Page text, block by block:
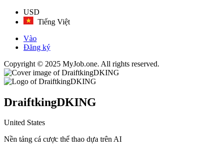
USD
Tiếng Việt
Vào
Đăng ký
Copyright © 2025 MyJob.one. All rights reserved.
DraiftkingDKING
United States
Nền tảng cá cược thể thao dựa trên AI